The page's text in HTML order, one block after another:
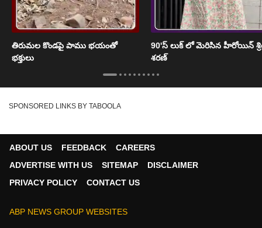
తిరుమల కొండపై పాము భయంతో
భక్తులు
90'స్ లుక్ లో మెరిసిన హీరోయిన్
శరణ్
SPONSORED LINKS BY TABOOLA
ABOUT US FEEDBACK
CAREERS
ADVERTISE WITH US
SITEMAP
DISCLAIMER
PRIVACY POLICY
CONTACT US
ABP NEWS GROUP WEBSITES